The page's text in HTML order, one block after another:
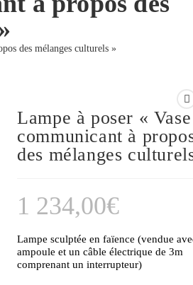
des mélanges culturels »
Lampe à poser « Vase
communicant à
des mélanges
1 234,00€
Lampe sculptée en faïence (vendue
ampoule et un câble électrique de 3m
comprenant un interrupteur)